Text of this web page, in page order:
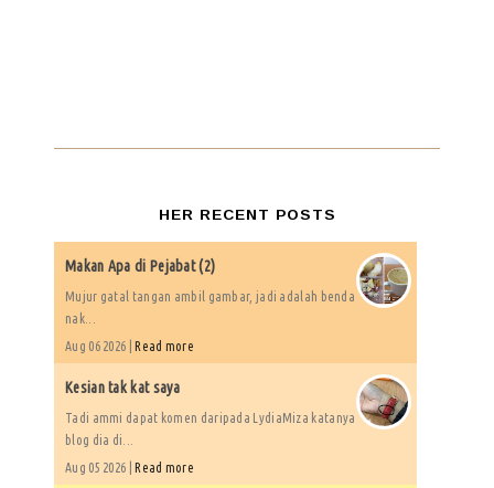
HER RECENT POSTS
Makan Apa di Pejabat (2)
Mujur gatal tangan ambil gambar, jadi adalah benda
nak...
Aug 06 2026 |Read more
Kesian tak kat saya
Tadi ammi dapat komen daripada LydiaMiza katanya
blog dia di...
Aug 05 2026 |Read more